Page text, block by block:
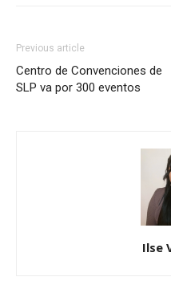
Previous article
Centro de Convenciones de
SLP va por 300 eventos
Ilse